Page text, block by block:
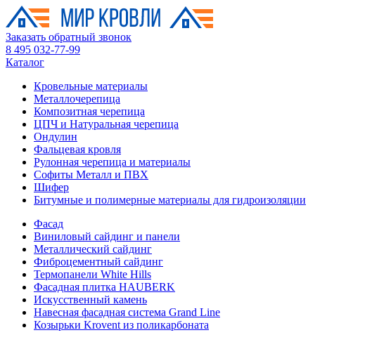
Заказать обратный звонок
8 495 032-77-99
Каталог
Кровельные материалы
Металлочерепица
Композитная черепица
ЦПЧ и Натуральная черепица
Ондулин
Фальцевая кровля
Рулонная черепица и материалы
Софиты Металл и ПВХ
Шифер
Битумные и полимерные материалы для гидроизоляции
Фасад
Виниловый сайдинг и панели
Металлический сайдинг
Фиброцементный сайдинг
Термопанели White Hills
Фасадная плитка HAUBERK
Искусственный камень
Навесная фасадная система Grand Line
Козырьки Krovent из поликарбоната